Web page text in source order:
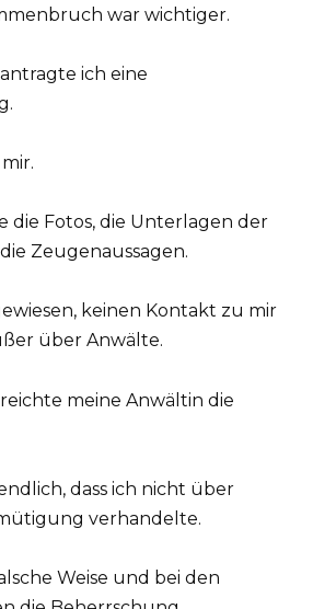
war wichtiger.
ich eine
die Fotos, die Unterlagen der
Zeugenaussagen.
keinen Kontakt zu mir
über Anwälte.
meine Anwältin die
dass ich nicht über
verhandelte.
Weise und bei den